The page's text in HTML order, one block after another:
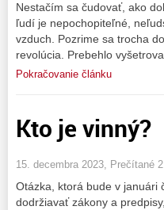
Nestačím sa čudovať, ako
ľudí je nepochopiteľné,
vzduch. Pozrime sa trocha
revolúcia. Prebehlo
Pokračovanie článku
Kto je vinný?
15. decembra 2023, Prečítané 2
Otázka, ktorá bude v januári
dodržiavať zákony a